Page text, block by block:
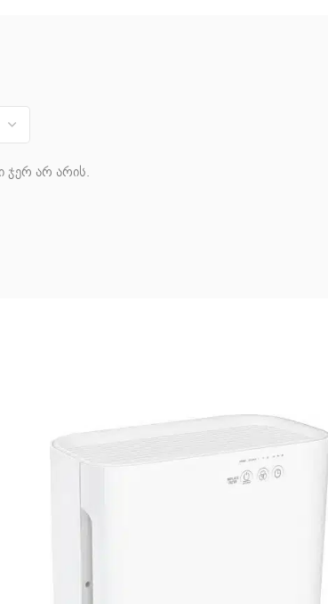
ჯერ არ არის.